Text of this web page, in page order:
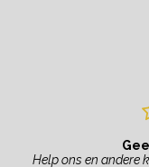
Help ons en andere